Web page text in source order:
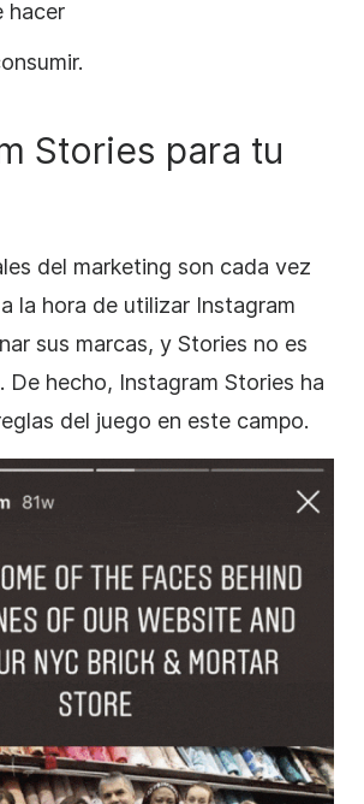
hacer
Stories para tu
del marketing son cada vez
la hora de utilizar Instagram
sus marcas, y Stories no es
De hecho, Instagram Stories ha
del juego en este campo.